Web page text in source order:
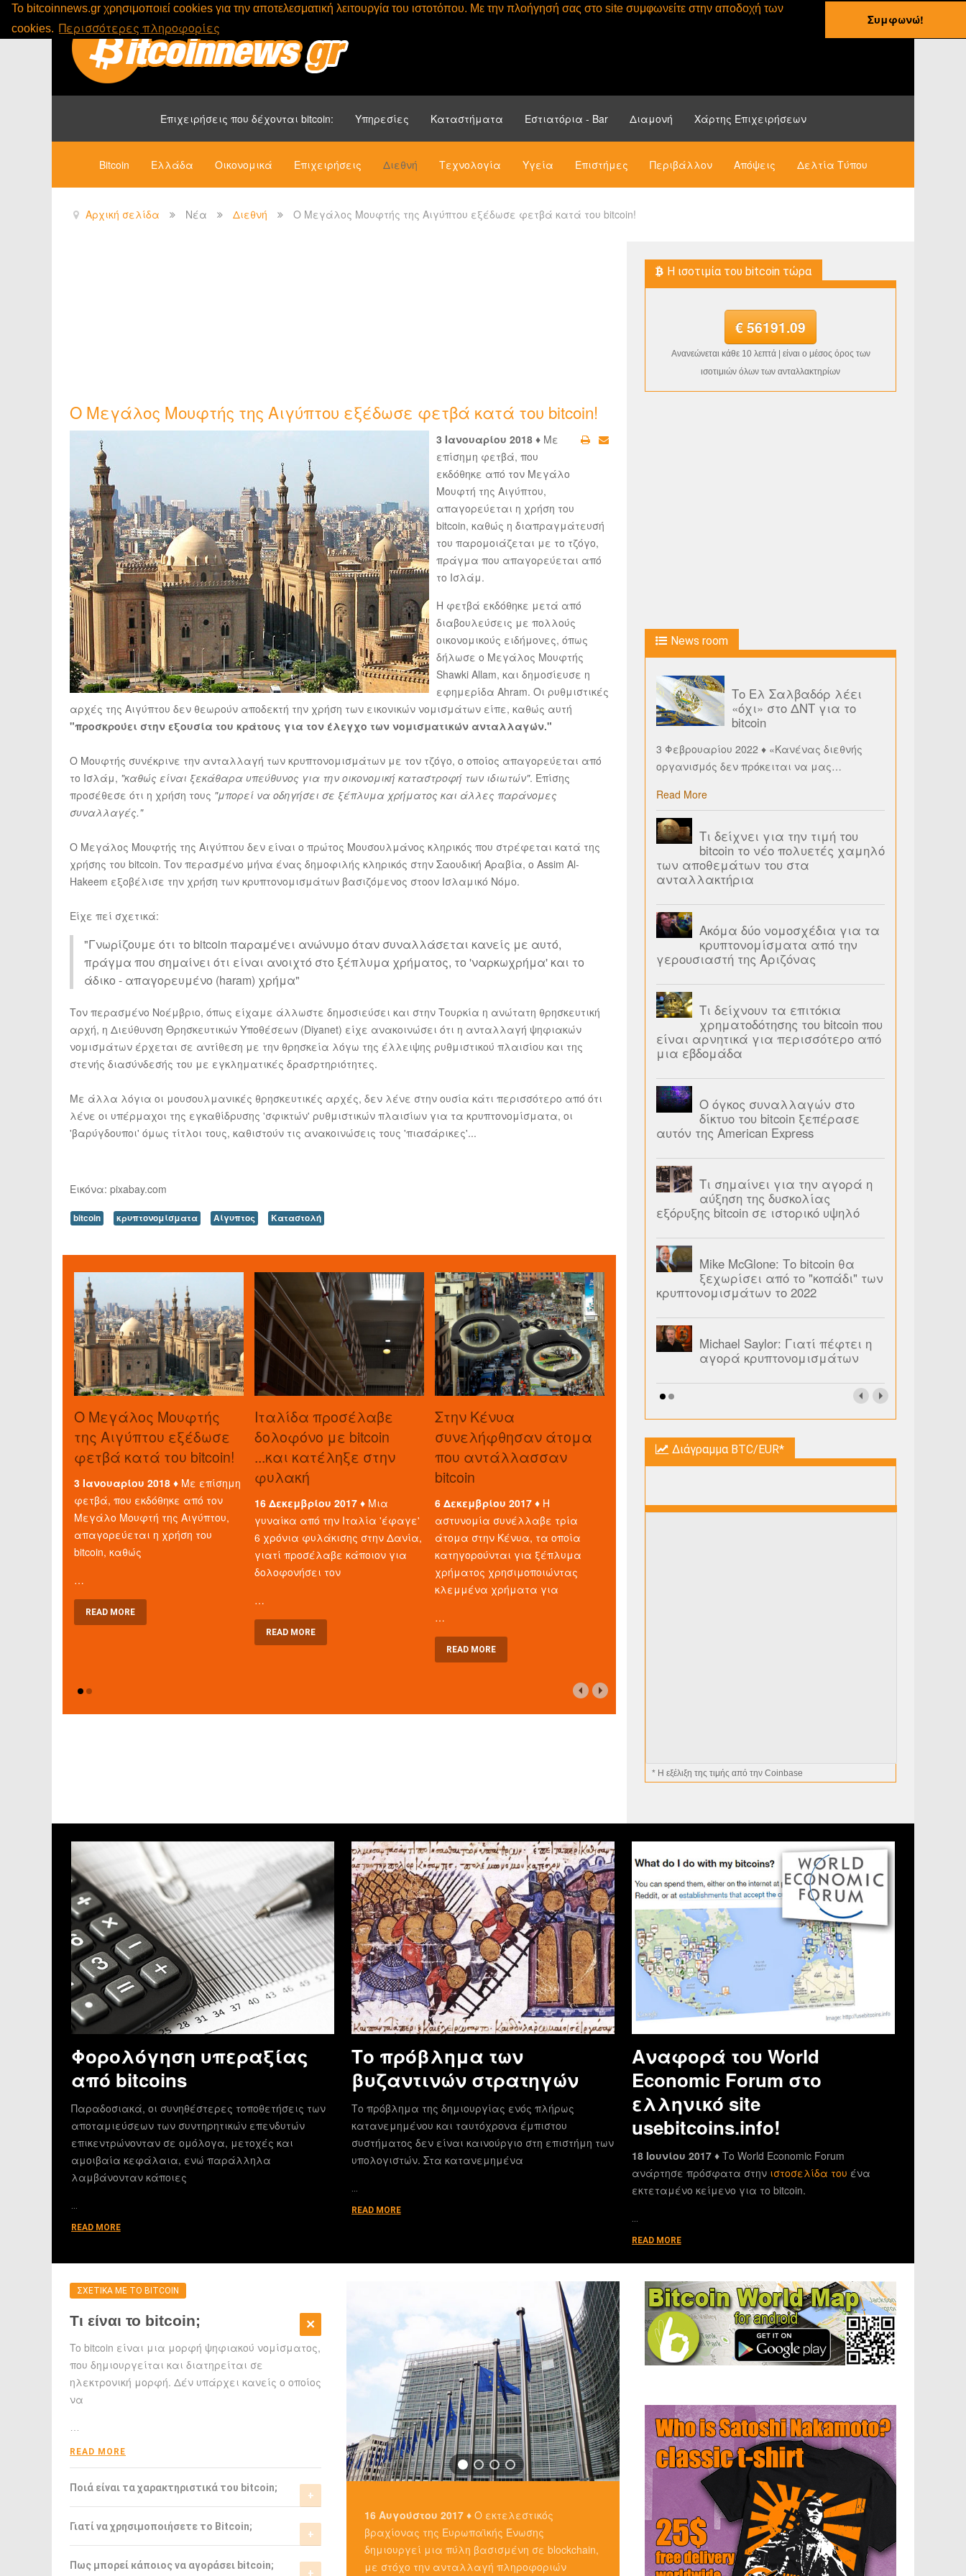
To bitcoinnews.gr χρησιμοποιεί cookies για την αποτελεσματική λειτουργία του ιστοτόπου. Με την πλοήγησή σας στο site συμφωνείτε στην αποδοχή των
cookies. Περισσότερες πληροφορίες Συμφωνώ!
Επιχειρήσεις που δέχονται bitcoin: Υπηρεσίες Καταστήματα Εστιατόρια - Bar Διαμονή Χάρτης Επιχειρήσεων
Bitcoin Ελλάδα Οικονομικά Επιχειρήσεις Διεθνή Τεχνολογία Υγεία Επιστήμες Περιβάλλον Απόψεις Δελτία Τύπου
Αρχική σελίδα Νέα Διεθνή O Μεγάλος Μουφτής της Αιγύπτου εξέδωσε φετβά κατά του bitcoin!
O Μεγάλος Μουφτής της Αιγύπτου εξέδωσε φετβά κατά του bitcoin!
3 Ιανουαρίου 2018 ♦ Με
επίσημη φετβά, που
εκδόθηκε από τον Μεγάλο
Μουφτή της Αιγύπτου,
απαγορεύεται η χρήση του
bitcoin, καθώς η διαπραγμάτευσή
του παρομοιάζεται με το τζόγο,
πράγμα που απαγορεύεται από
το Ισλάμ.
Η φετβά εκδόθηκε μετά από
διαβουλεύσεις με πολλούς
οικονομικούς ειδήμονες, όπως
δήλωσε ο Μεγάλος Μουφτής
Shawki Allam, και δημοσίευσε η
εφημερίδα Ahram. Οι ρυθμιστικές
αρχές της Αιγύπτου δεν θεωρούν αποδεκτή την χρήση των εικονικών νομισμάτων είπε, καθώς αυτή
"προσκρούει στην εξουσία του κράτους για τον έλεγχο των νομισματικών ανταλλαγών."
Ο Μουφτής συνέκρινε την ανταλλαγή των κρυπτονομισμάτων με τον τζόγο, ο οποίος απαγορεύεται από
το Ισλάμ, "καθώς είναι ξεκάθαρα υπεύθυνος για την οικονομική καταστροφή των ιδιωτών". Επίσης
προσέθεσε ότι η χρήση τους "μπορεί να οδηγήσει σε ξέπλυμα χρήματος και άλλες παράνομες
συναλλαγές."
Ο Μεγάλος Μουφτής της Αιγύπτου δεν είναι ο πρώτος Μουσουλμάνος κληρικός που στρέφεται κατά της
χρήσης του bitcoin. Τον περασμένο μήνα ένας δημοφιλής κληρικός στην Σαουδική Αραβία, ο Assim Al-
Hakeem εξοβέλισε την χρήση των κρυπτονομισμάτων βασιζόμενος στοον Ισλαμικό Νόμο.
Είχε πεί σχετικά:
"Γνωρίζουμε ότι το bitcoin παραμένει ανώνυμο όταν συναλλάσεται κανείς με αυτό,
πράγμα που σημαίνει ότι είναι ανοιχτό στο ξέπλυμα χρήματος, το 'ναρκωχρήμα' και το
άδικο - απαγορευμένο (haram) χρήμα"
Τον περασμένο Νοέμβριο, όπως είχαμε άλλωστε δημοσιεύσει και στην Τουρκία η ανώτατη θρησκευτική
αρχή, η Διεύθυνση Θρησκευτικών Υποθέσεων (Diyanet) είχε ανακοινώσει ότι η ανταλλαγή ψηφιακών
νομισμάτων έρχεται σε αντίθεση με την θρησκεία λόγω της έλλειψης ρυθμιστικού πλαισίου και της
στενής διασύνδεσής του με εγκληματικές δρασρτηριότητες.
Με άλλα λόγια οι μουσουλμανικές θρησκευτικές αρχές, δεν λένε στην ουσία κάτι περισσότερο από ότι
λένε οι υπέρμαχοι της εγκαθίδρυσης 'σφικτών' ρυθμιστικών πλαισίων για τα κρυπτονομίσματα, οι
'βαρύγδουποι' όμως τίτλοι τους, καθιστούν τις ανακοινώσεις τους 'πιασάρικες'...
Εικόνα: pixabay.com
bitcoin κρυπτονομίσματα Αίγυπτος Καταστολή
O Μεγάλος Μουφτής
της Αιγύπτου εξέδωσε
φετβά κατά του bitcoin!
3 Ιανουαρίου 2018 ♦ Με επίσημη
φετβά, που εκδόθηκε από τον
Μεγάλο Μουφτή της Αιγύπτου,
απαγορεύεται η χρήση του
bitcoin, καθώς
…
READ MORE
Ιταλίδα προσέλαβε
δολοφόνο με bitcoin
...και κατέληξε στην
φυλακή
16 Δεκεμβρίου 2017 ♦ Μια
γυναίκα από την Ιταλία 'έφαγε'
6 χρόνια φυλάκισης στην Δανία,
γιατί προσέλαβε κάποιον για
δολοφονήσει τον
…
READ MORE
Στην Κένυα
συνελήφθησαν άτομα
που αντάλλασσαν
bitcoin
6 Δεκεμβρίου 2017 ♦ Η
αστυνομία συνέλλαβε τρία
άτομα στην Κένυα, τα οποία
κατηγορούνται για ξέπλυμα
χρήματος χρησιμοποιώντας
κλεμμένα χρήματα για
…
READ MORE
H ισοτιμία του bitcoin τώρα
€ 56191.09
Ανανεώνεται κάθε 10 λεπτά | είναι ο μέσος όρος των
ισοτιμιών όλων των ανταλλακτηρίων
News room
Το Ελ Σαλβαδόρ λέει
«όχι» στο ΔΝΤ για το
bitcoin
3 Φεβρουαρίου 2022 ♦ «Κανένας διεθνής
οργανισμός δεν πρόκειται να μας…
Read More
Τι δείχνει για την τιμή του
bitcoin το νέο πολυετές χαμηλό
των αποθεμάτων του στα
ανταλλακτήρια
Ακόμα δύο νομοσχέδια για τα
κρυπτονομίσματα από την
γερουσιαστή της Αριζόνας
Τι δείχνουν τα επιτόκια
χρηματοδότησης του bitcoin που
είναι αρνητικά για περισσότερο από
μια εβδομάδα
Ο όγκος συναλλαγών στο
δίκτυο του bitcoin ξεπέρασε
αυτόν της American Express
Τι σημαίνει για την αγορά η
αύξηση της δυσκολίας
εξόρυξης bitcoin σε ιστορικό υψηλό
Mike McGlone: Το bitcoin θα
ξεχωρίσει από το "κοπάδι" των
κρυπτονομισμάτων το 2022
Michael Saylor: Γιατί πέφτει η
αγορά κρυπτονομισμάτων
Διάγραμμα BTC/EUR*
* H εξέλιξη της τιμής από την Coinbase
Φορολόγηση υπεραξίας
από bitcoins
Παραδοσιακά, οι συνηθέστερες τοποθετήσεις των
αποταμιεύσεων των συντηρητικών επενδυτών
επικεντρώνονταν σε ομόλογα, μετοχές και
αμοιβαία κεφάλαια, ενώ παράλληλα
λαμβάνονταν κάποιες
READ MORE
Το πρόβλημα των
βυζαντινών στρατηγών
Το πρόβλημα της δημιουργίας ενός πλήρως
κατανεμημένου και ταυτόχρονα έμπιστου
συστήματος δεν είναι καινούργιο στη επιστήμη των
υπολογιστών. Στα κατανεμημένα
READ MORE
Αναφορά του World
Economic Forum στο
ελληνικό site
usebitcoins.info!
18 Ιουνίου 2017 ♦ Το World Economic Forum
ανάρτησε πρόσφατα στην ιστοσελίδα του ένα
εκτεταμένο κείμενο για το bitcoin.
READ MORE
ΣΧΕΤΙΚΑ ΜΕ ΤΟ BITCOIN
Τι είναι το bitcoin;
To bitcoin είναι μια μορφή ψηφιακού νομίσματος,
που δημιουργείται και διατηρείται σε
ηλεκτρονική μορφή. Δέν υπάρχει κανείς ο οποίος
να
READ MORE
Ποιά είναι τα χαρακτηριστικά του bitcoin;
Το bitcoin έχει αρκετά σημαντικά
χαρακτηριστικά που το ξεχωρίζουν από τα
ελεγχόμενα-από-κυβερνήσεις νομίσματα.
Γιατί να χρησιμοποιήσετε το Bitcoin;
Το bitcoin είναι μια σχετικά νέα μορφή
νομίσματος, η οποία τώρα αρχίζει να γίνεται
Πως μπορεί κάποιος να αγοράσει bitcoin;
16 Αυγούστου 2017 ♦ Ο εκτελεστικός
βραχίονας της Ευρωπαϊκής Ένωσης
δημιουργεί μια πύλη βασισμένη σε blockchain,
με στόχο την ανταλλαγή πληροφοριών